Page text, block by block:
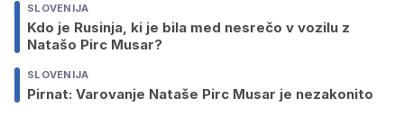
SLOVENIJA
Kdo je Rusinja, ki je bila med nesrečo v vozilu z
Natašo Pirc Musar?
SLOVENIJA
Pirnat: Varovanje Nataše Pirc Musar je nezakonito